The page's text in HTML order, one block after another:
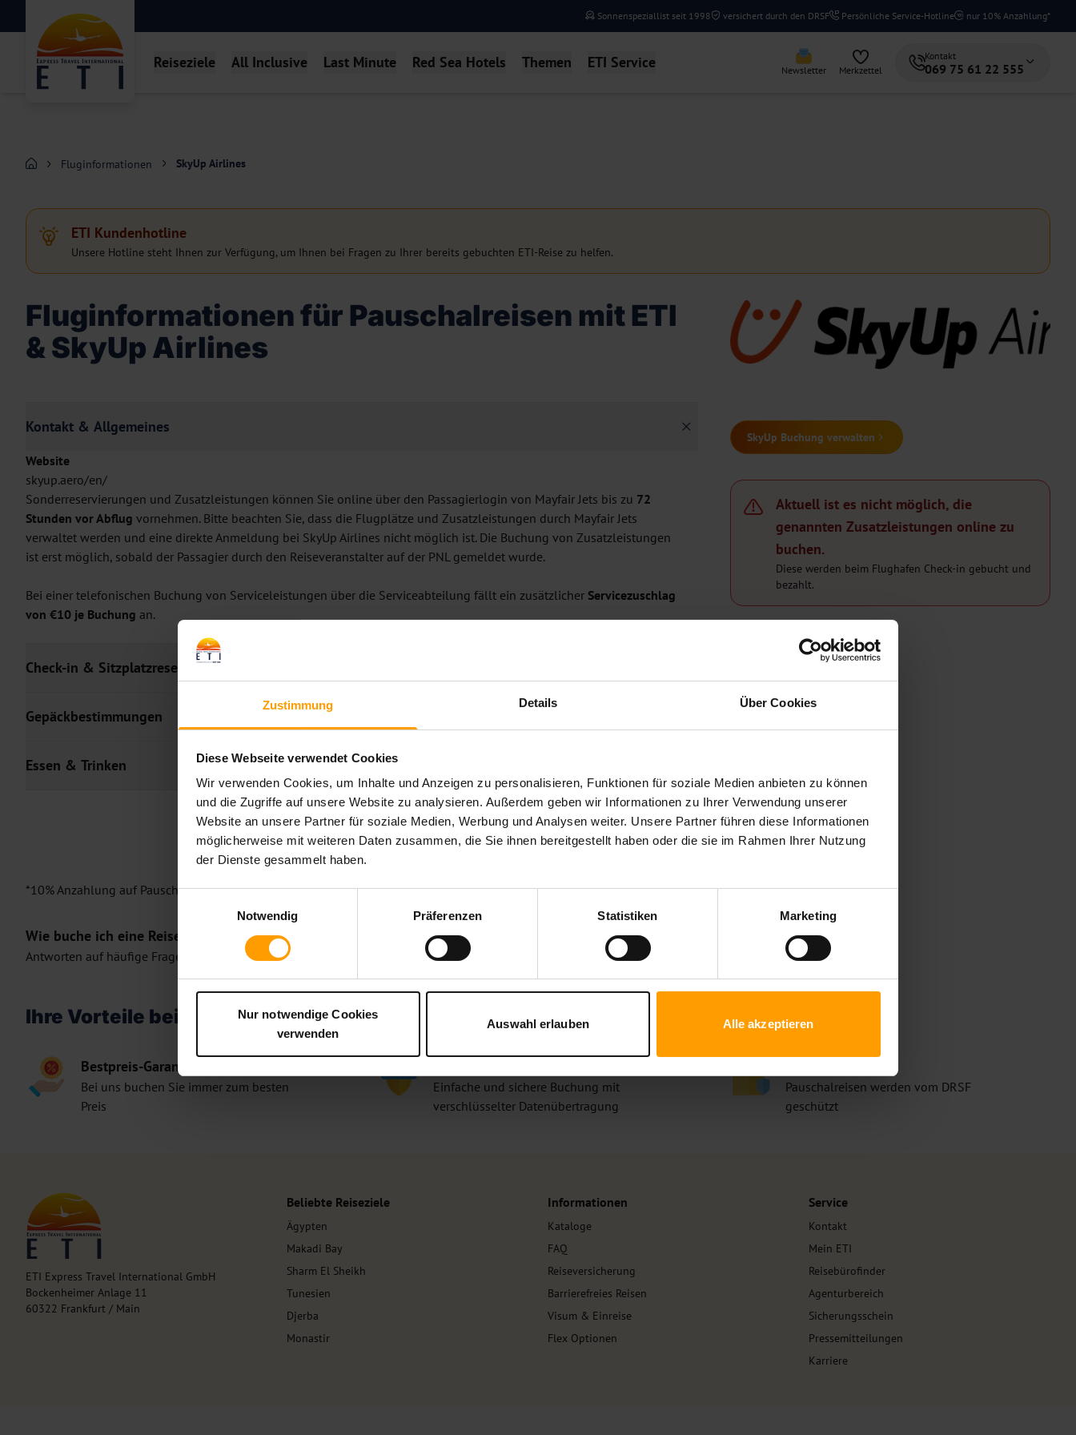
Zustimmung Details Über Cookies
Diese Webseite verwendet Cookies
Wir verwenden Cookies, um Inhalte und Anzeigen zu personalisieren, Funktionen für soziale Medien anbieten zu können
und die Zugriffe auf unsere Website zu analysieren. Außerdem geben wir Informationen zu Ihrer Verwendung unserer
Website an unsere Partner für soziale Medien, Werbung und Analysen weiter. Unsere Partner führen diese Informationen
möglicherweise mit weiteren Daten zusammen, die Sie ihnen bereitgestellt haben oder die sie im Rahmen Ihrer Nutzung
der Dienste gesammelt haben.
Einwilligungsauswahl
Notwendig
Präferenzen Statistiken Marketing
Nur notwendige Cookies
verwenden
Auswahl erlauben Alle akzeptieren
Sonnenspeziallist seit 1998 versichert durch den DRSF Persönliche Service-Hotline nur 10% Anzahlung*
Reiseziele All Inclusive Last Minute Red Sea Hotels Themen ETI Service Newsletter Merkzettel
Kontakt
069 75 61 22 555
Fluginformationen SkyUp Airlines
ETI Kundenhotline
Unsere Hotline steht Ihnen zur Verfügung, um Ihnen bei Fragen zu Ihrer bereits gebuchten ETI-Reise zu helfen.
Fluginformationen für Pauschalreisen mit ETI
& SkyUp Airlines
Kontakt & Allgemeines
Website
skyup.aero/en/
Sonderreservierungen und Zusatzleistungen können Sie online über den Passagierlogin von Mayfair Jets bis zu 72
Stunden vor Abflug vornehmen. Bitte beachten Sie, dass die Flugplätze und Zusatzleistungen durch Mayfair Jets
verwaltet werden und eine direkte Anmeldung bei SkyUp Airlines nicht möglich ist. Die Buchung von Zusatzleistungen
ist erst möglich, sobald der Passagier durch den Reiseveranstalter auf der PNL gemeldet wurde.
Bei einer telefonischen Buchung von Serviceleistungen über die Serviceabteilung fällt ein zusätzlicher Servicezuschlag
von €10 je Buchung an.
Check-in & Sitzplatzreservierung
Gepäckbestimmungen
Essen & Trinken
SkyUp Buchung verwalten
Aktuell ist es nicht möglich, die
genannten Zusatzleistungen online zu
buchen.
Diese werden beim Flughafen Check-in gebucht und
bezahlt.
*10% Anzahlung auf Pauschalreisen nach Ägypten (ausgenommen ETI Mixx/MIXY).
Wie buche ich eine Reise auf ETI.de?
Antworten auf häufige Fragen finden Sie in unserem
Ihre Vorteile bei ETI
Bestpreis-Garantie
Bei uns buchen Sie immer zum besten
Preis
Einfache und sichere Buchung mit
verschlüsselter Datenübertragung
Pauschalreisen werden vom DRSF
geschützt
ETI Express Travel International GmbH
Bockenheimer Anlage 11
60322 Frankfurt / Main
Beliebte Reiseziele
Ägypten
Makadi Bay
Sharm El Sheikh
Tunesien
Djerba
Monastir
Informationen
Kataloge
FAQ
Reiseversicherung
Barrierefreies Reisen
Visum & Einreise
Flex Optionen
Service
Kontakt
Mein ETI
Reisebürofinder
Agenturbereich
Sicherungsschein
Pressemitteilungen
Karriere